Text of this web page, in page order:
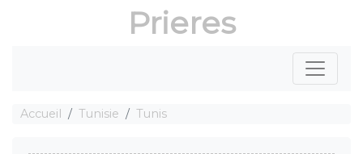
Prieres
Accueil Tunisie Tunis